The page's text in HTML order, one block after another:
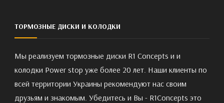
ТОРМОЗНЫЕ ДИСКИ И КОЛОДКИ
Мы реализуем тормозные диски R1 Concepts и и
колодки Power stop уже более 20 лет. Наши клиенты по
всей территории Украины рекомендуют нас своим
друзьям и знакомым. Убедитесь и Вы - R1Concepts это